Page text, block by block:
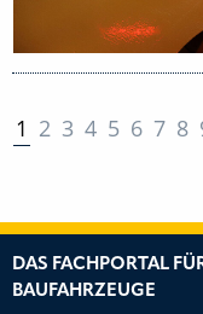
1 2 3 4 5 6 7 8
DAS FACHPORTAL
BAUFAHRZEUGE